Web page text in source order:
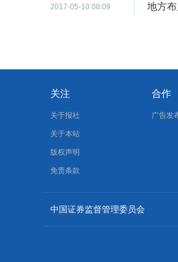
2017-05-10 08:09 地方
关注
关于报社
关于本站
版权声明
免责条款
合作
广告发
中国证券监督管理委员会